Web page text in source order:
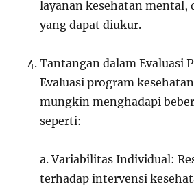
layanan kesehatan mental,
yang dapat diukur.
Tantangan dalam Evaluasi
Evaluasi program
mungkin menghadapi
seperti:
a. Variabilitas Individual:
terhadap intervensi